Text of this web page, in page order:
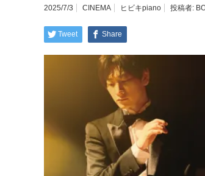
2025/7/3 CINEMA ヒビキpiano 投稿者:
Tweet Share